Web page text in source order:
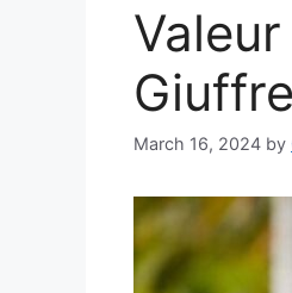
March 16, 2024 by